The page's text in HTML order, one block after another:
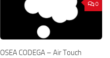
0
OSEA CODEGA – Air Touch